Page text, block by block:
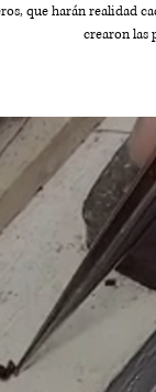
que harán realidad
crearon las